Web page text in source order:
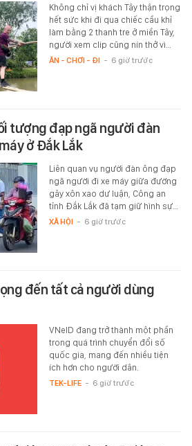
Không chỉ vị khách Tây thận trọng
hết sức khi đi qua chiếc cầu khỉ
làm bằng 2 thanh tre ở miền Tây,
người xem clip cũng nín thở vì…
ĂN - CHƠI - ĐI - 6 giờ trước
tượng đạp ngã người đàn
ở Đắk Lắk
Liên quan vụ người đàn ông đạp
ngã người đi xe máy giữa đường
gây xôn xao dư luận, Công an
tỉnh Đắk Lắk đã tạm giữ hình sự…
XÃ HỘI - 6 giờ trước
đến tất cả người dùng
VNeID đang trở thành một phần
trong quá trình chuyển đổi số
quốc gia, mang đến nhiều tiện
ích hơn cho người dân.
TEK-LIFE - 6 giờ trước